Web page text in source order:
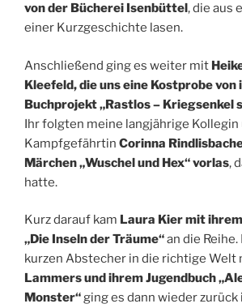
von der Bücherei Isenbüttel, die aus
einer Kurzgeschichte lasen.
Anschließend ging es weiter mit
Kleefeld, die uns eine Kostprobe von
Buchprojekt „Rastlos – Kriegsenkel
Ihr folgten meine langjährige Kollegin
Kampfgefährtin Corinna
Märchen „Wuschel und Hex“ vorlas,
hatte.
Kurz darauf kam Laura Kier mit
„Die Inseln der Träume“an die
kurzen Abstecher in die richtige Welt
Lammers und ihrem Jugendbuch
Monster“ging es dann wieder